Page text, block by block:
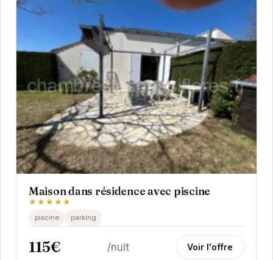
Maison dans résidence avec piscine
★★★★★
piscine parking
115€ /nuit Voir l'offre